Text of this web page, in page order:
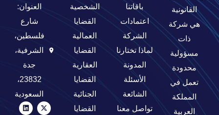
القانونية
هي شركة
ذات
مسؤولية
محدودة
تعمل في
المملكة
العربية
باقاتنا
اعتمادات
الشركة
لماذا تختارنا
المدونة
الأسئلة
الشائعة
تواصل معنا
الشخصية
القضايا
العمالية
القضايا
العقارية
القضايا
الجنائية
القضايا
العنوان:
شارع
فلسطين،
الشرفية،
جدة
23832،
السعودية